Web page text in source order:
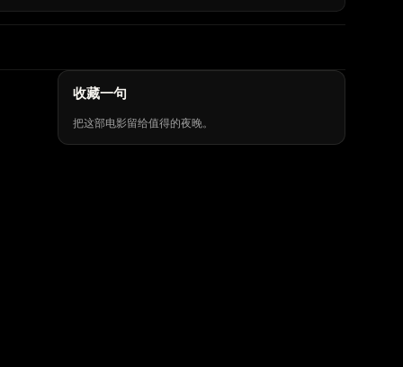
收藏一句
把这部电影留给值得的夜晚。